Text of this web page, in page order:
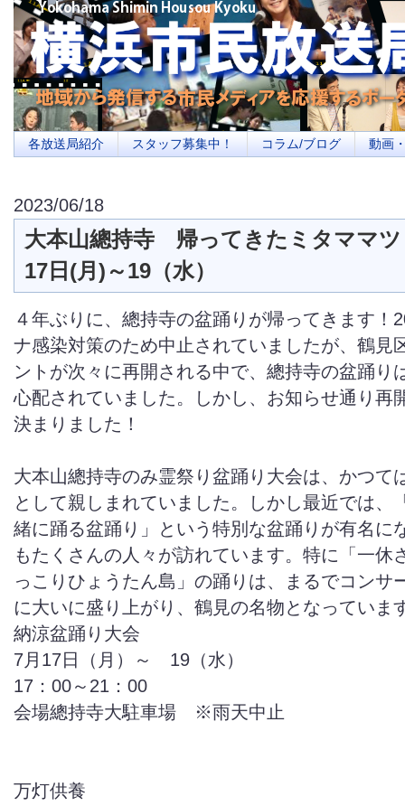
横浜の地域メディア、地域・市民・放送局・メディアを応援するポータルサ
を目指します
各放送局紹介 スタッフ募集中！ コラム/ブログ 動画
2023/06/18
大本山總持寺 帰ってきたミタママツ
17日(月)～19（水）
４年ぶりに、總持寺の盆踊りが帰ってきます！
ナ感染対策のため中止されていましたが、鶴見
ントが次々に再開される中で、總持寺の盆踊り
心配されていました。しかし、お知らせ通り再
決まりました！
大本山總持寺のみ霊祭り盆踊り大会は、かつて
として親しまれていました。しかし最近では、
緒に踊る盆踊り」という特別な盆踊りが有名に
もたくさんの人々が訪れています。特に「一休
っこりひょうたん島」の踊りは、まるでコンサ
に大いに盛り上がり、鶴見の名物となっていま
納涼盆踊り大会
7月17日（月）～ 19（水）
17：00～21：00
会場總持寺大駐車場 ※雨天中止
万灯供養